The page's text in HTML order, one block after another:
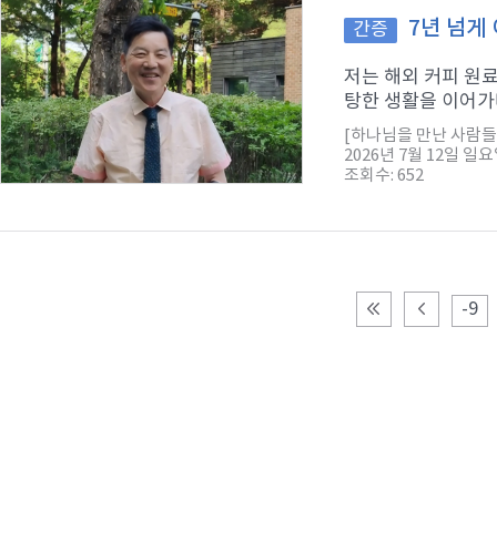
간증 7년 넘게
저는 해외 커피 원
탕한 생활을 이어
[하나님을 만난 사람
2026년 7월 12일 일요
조회수: 652
-9